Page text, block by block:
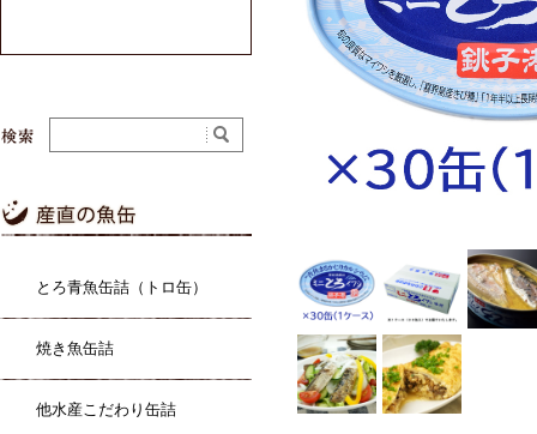
とろ青魚缶詰（トロ缶）
焼き魚缶詰
他水産こだわり缶詰